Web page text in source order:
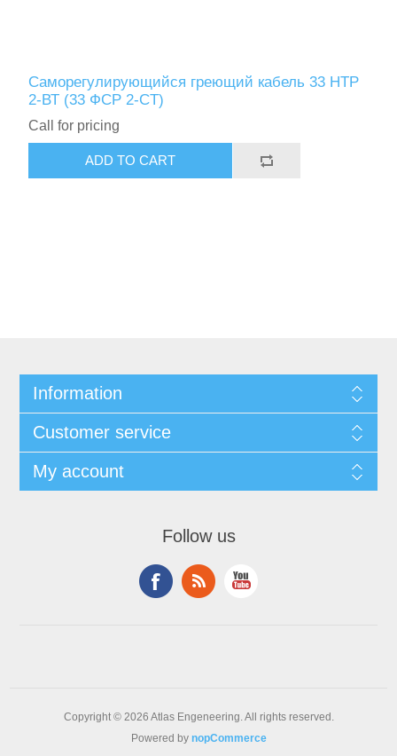
Саморегулирующийся греющий кабель 33 НТР
2-ВТ (33 ФСР 2-СT)
Call for pricing
Information
Customer service
My account
Follow us
Copyright © 2026 Atlas Engeneering. All rights reserved.
Powered by nopCommerce